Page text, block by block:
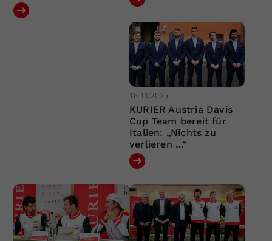
18.11.2025
KURIER Austria Davis
Cup Team bereit für
Italien: „Nichts zu
verlieren …“